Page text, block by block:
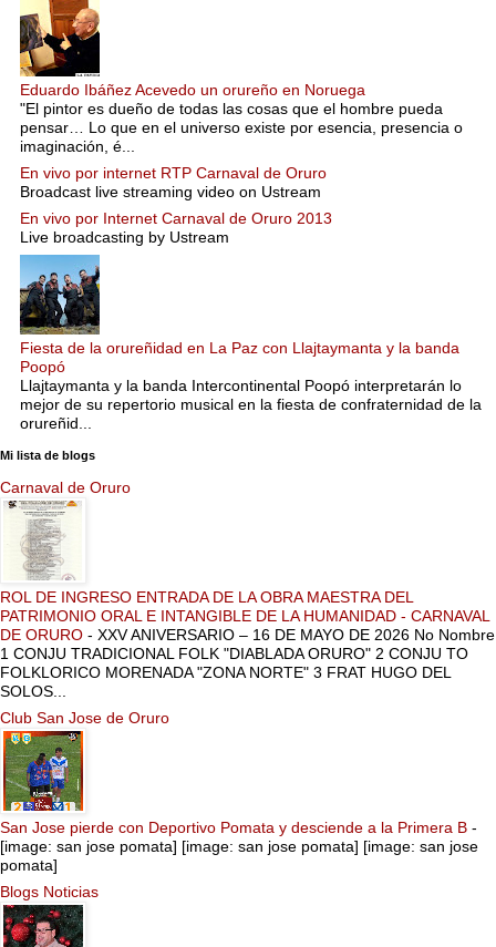
Eduardo Ibáñez Acevedo un orureño en Noruega
"El pintor es dueño de todas las cosas que el hombre pueda
pensar… Lo que en el universo existe por esencia, presencia o
imaginación, é...
En vivo por internet RTP Carnaval de Oruro
Broadcast live streaming video on Ustream
En vivo por Internet Carnaval de Oruro 2013
Live broadcasting by Ustream
Fiesta de la orureñidad en La Paz con Llajtaymanta y la banda
Poopó
Llajtaymanta y la banda Intercontinental Poopó interpretarán lo
mejor de su repertorio musical en la fiesta de confraternidad de la
orureñid...
Mi lista de blogs
Carnaval de Oruro
ROL DE INGRESO ENTRADA DE LA OBRA MAESTRA DEL
PATRIMONIO ORAL E INTANGIBLE DE LA HUMANIDAD - CARNAVAL
DE ORURO - XXV ANIVERSARIO – 16 DE MAYO DE 2026 No Nombre
1 CONJU TRADICIONAL FOLK "DIABLADA ORURO" 2 CONJU TO
FOLKLORICO MORENADA "ZONA NORTE" 3 FRAT HUGO DEL
SOLOS...
Club San Jose de Oruro
San Jose pierde con Deportivo Pomata y desciende a la Primera B -
[image: san jose pomata] [image: san jose pomata] [image: san jose
pomata]
Blogs Noticias